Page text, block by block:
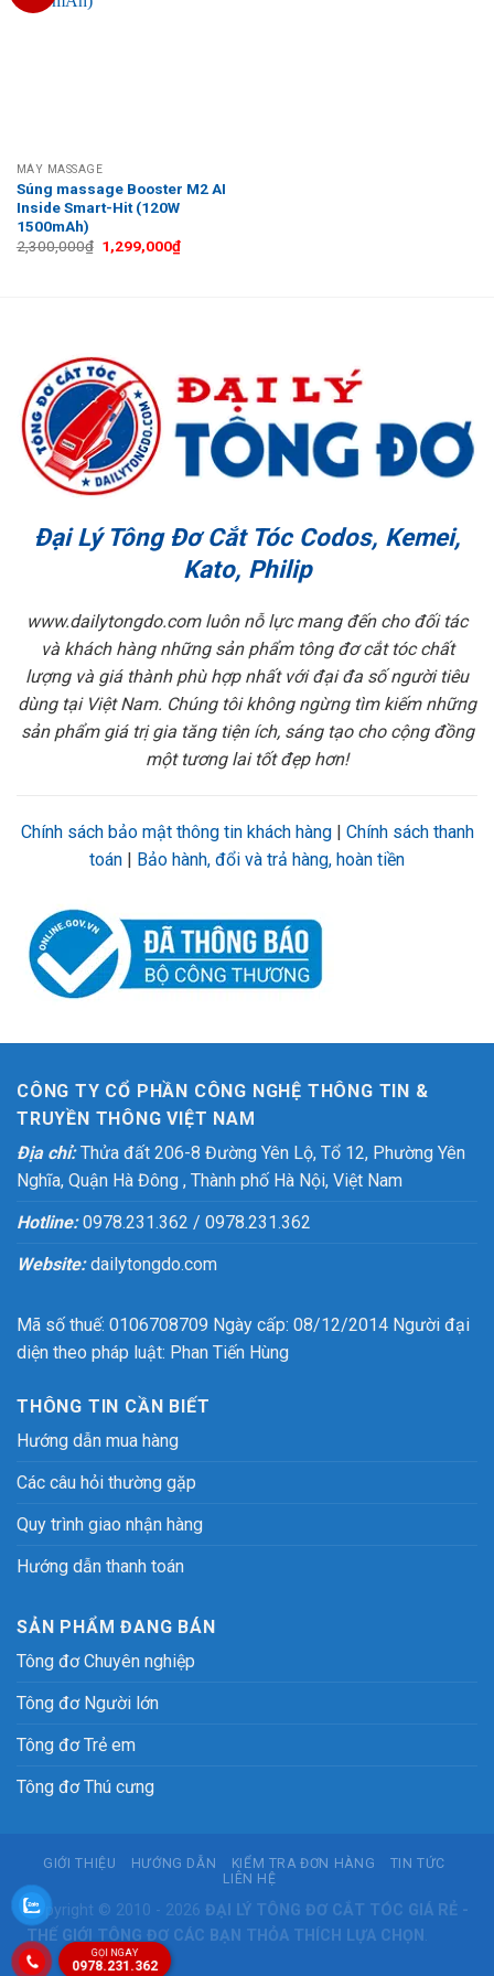
MÁY MASSAGE
Súng massage Booster M2 AI
Inside Smart-Hit (120W
1500mAh)
2,300,000₫ Giá
gốc
1,299,000₫Giá
hiện
Đại Lý Tông Đơ Cắt Tóc Codos, Kemei,
Kato, Philip
www.dailytongdo.com luôn nỗ lực mang đến cho đối tác
và khách hàng những sản phẩm tông đơ cắt tóc chất
lượng và giá thành phù hợp nhất với đại đa số người tiêu
dùng tại Việt Nam. Chúng tôi không ngừng tìm kiếm những
sản phẩm giá trị gia tăng tiện ích, sáng tạo cho cộng đồng
một tương lai tốt đẹp hơn!
Chính sách bảo mật thông tin khách hàng| Chính sách thanh
toán
Bảo hành, đổi và trả hàng, hoàn tiền
CÔNG TY CỔ PHẦN CÔNG NGHỆ THÔNG TIN &
TRUYỀN THÔNG VIỆT NAM
Địa chỉ:Thửa đất 206-8 Đường Yên Lộ, Tổ 12, Phường Yên
Nghĩa, Quận Hà Đông , Thành phố Hà Nội, Việt Nam
Hotline: 0978.231.362 / 0978.231.362
Website:dailytongdo.com
Mã số thuế: 0106708709 Ngày cấp: 08/12/2014 Người đại
diện theo pháp luật: Phan Tiến Hùng
THÔNG TIN CẦN BIẾT
Hướng dẫn mua hàng
Các câu hỏi thường gặp
Quy trình giao nhận hàng
Hướng dẫn thanh toán
SẢN PHẨM ĐANG BÁN
Tông đơ Chuyên nghiệp
Tông đơ Người lớn
Tông đơ Trẻ em
Tông đơ Thú cưng
GIỚI THIỆU HƯỚNG DẪN KIỂM TRA ĐƠN HÀNG
TIN TỨC
LIÊN HỆ
Copyright © 2010 - 2026 ĐẠI LÝ TÔNG ĐƠ CẮT TÓC GIÁ RẺ -
THẾ GIỚI TÔNG ĐƠCÁC BẠN THỎA THÍCH LỰA CHỌN .
GỌI NGAY
0978.231.362